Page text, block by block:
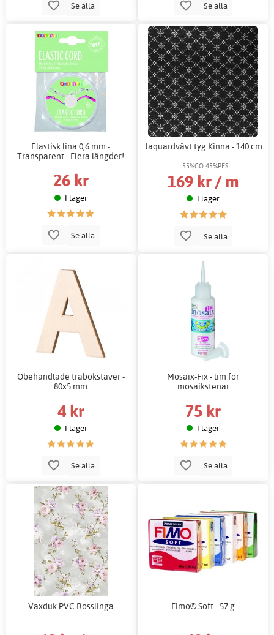
Se alla Se alla
Elastisk lina 0,6 mm -
Transparent - Flera längder!
26 kr
I lager
Se alla
Jaquardvävt tyg Kinna - 140 cm
55%CO 45%PES
169 kr / m
I lager
Se alla
Obehandlade träbokstäver -
80x5 mm
4 kr
I lager
Se alla
Mosaix-Fix - lim för
mosaikstenar
75 kr
I lager
Se alla
Vaxduk PVC Rosslinga Fimo® Soft - 57 g